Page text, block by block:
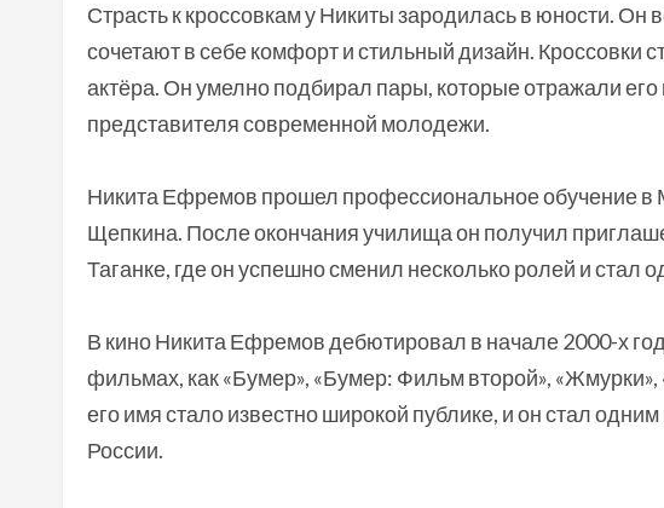
Страсть к кроссовкам у Никиты зародилась в юности.
сочетают в себе комфорт и стильный дизайн. Кроссовки
актёра. Он умелно подбирал пары, которые отражали
представителя современной молодежи.
Никита Ефремов прошел профессиональное обучение в
Щепкина. После окончания училища он получил
Таганке, где он успешно сменил несколько ролей и стал
В кино Никита Ефремов дебютировал в начале 2000-х
фильмах, как «Бумер», «Бумер: Фильм второй»,
его имя стало известно широкой публике, и он стал
России.